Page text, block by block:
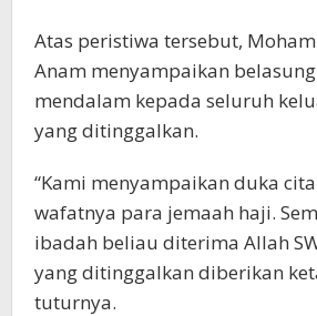
Atas peristiwa tersebut,
Anam menyampaikan
mendalam kepada seluruh
yang ditinggalkan.
“Kami menyampaikan duka
wafatnya para jemaah haji.
ibadah beliau diterima Allah
yang ditinggalkan diberikan
tuturnya.